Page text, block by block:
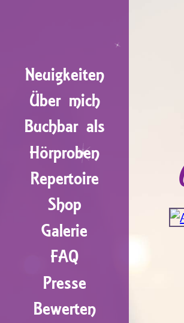
Neuigkeiten
Über mich
Buchbar als
Hörproben
Repertoire
Shop
Galerie
FAQ
Presse
Bewerten